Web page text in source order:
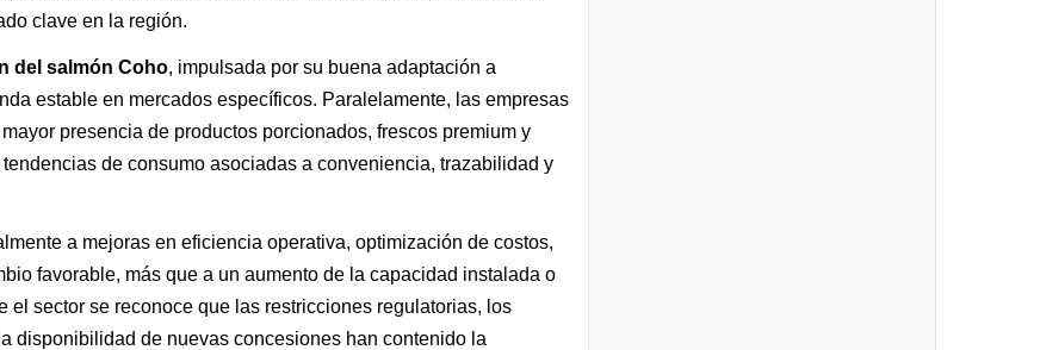
clave en la región.
del salmón Coho, impulsada por su buena adaptación a
estable en mercados específicos. Paralelamente, las empresas
presencia de productos porcionados, frescos premium y
de consumo asociadas a conveniencia, trazabilidad y
a mejoras en eficiencia operativa, optimización de costos,
favorable, más que a un aumento de la capacidad instalada o
sector se reconoce que las restricciones regulatorias, los
disponibilidad de nuevas concesiones han contenido la